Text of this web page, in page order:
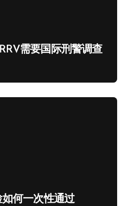
需要国际刑警调查
何一次性通过